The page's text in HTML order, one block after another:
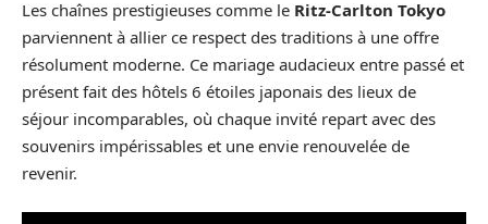
Les chaînes prestigieuses comme le Ritz-Carlton Tokyo
parviennent à allier ce respect des traditions à une offre
résolument moderne. Ce mariage audacieux entre passé et
présent fait des hôtels 6 étoiles japonais des lieux de
séjour incomparables, où chaque invité repart avec des
souvenirs impérissables et une envie renouvelée de
revenir.